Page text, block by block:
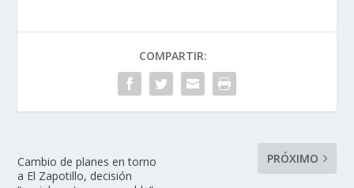
COMPARTIR:
Cambio de planes en torno
a El Zapotillo, decisión
PRÓXIMO